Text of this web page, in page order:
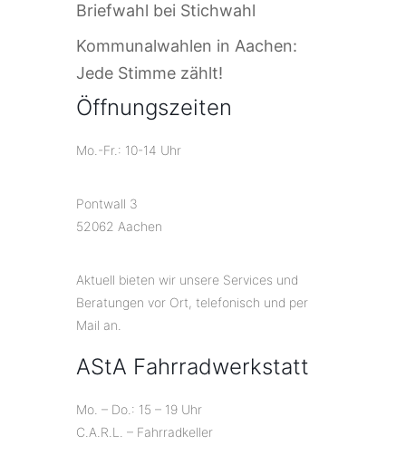
Briefwahl bei Stichwahl
Kommunalwahlen in Aachen:
Jede Stimme zählt!
Öffnungszeiten
Mo.-Fr.: 10-14 Uhr
Pontwall 3
52062 Aachen
Aktuell bieten wir unsere Services und
Beratungen vor Ort, telefonisch und per
Mail an.
AStA Fahrradwerkstatt
Mo. – Do.: 15 – 19 Uhr
C.A.R.L. – Fahrradkeller